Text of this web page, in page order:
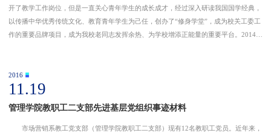
开了教学工作岗位，但是一直关心青年学生的成长成才，经过深入研读我国国学经典，
以传播中华优秀传统文化、教育青年学生为己任，创办了“修身学堂”，成为校关工委工
作的重要品牌项目，成为我校老同志发挥余热、为学校增添正能量的重要平台。2014
2016
11.19
管理学院教职工二支部先进基层党组织事迹材料
市场营销系教工党支部（管理学院教职工二支部）现有12名教职工党员。近年来，